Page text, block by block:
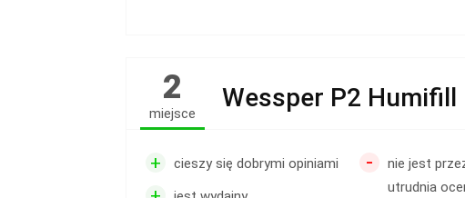
2
miejsce
Wessper P2 Humifill
+ cieszy się dobrymi opiniami -
nie jest
utrudnia